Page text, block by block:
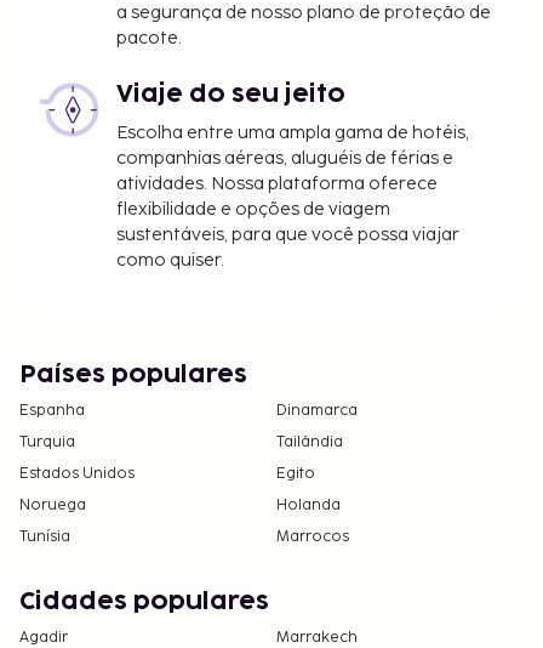
Incluímos todas as taxas que o alojamento nos
Taxa de transporte de/para o aeroporto: 55
EUR por veículo (só ida, ocupação máxima de 4)
pessoas
Tarifa de transporte (aeroporto) por criança: 55
EUR (só ida), (dos 3 aos 18 anos)
A lista anterior pode não estar completa. As taxas e
Devido às regulamentações nacionais, as
transações em numerário neste alojamento
não poderão exceder 500 EUR. Para mais
informações, contacte o alojamento através
dos dados que constam na confirmação de
reserva.
a segurança de nosso plano de proteção de
pacote.
Viaje do seu jeito
Escolha entre uma ampla gama de hotéis,
companhias aéreas, aluguéis de férias e
atividades. Nossa plataforma oferece
flexibilidade e opções de viagem
sustentáveis, para que você possa viajar
como quiser.
Países populares
Espanha
Dinamarca
Turquia
Tailândia
Estados Unidos
Egito
Noruega
Holanda
Tunísia
Marrocos
Cidades populares
Agadir
Marrakech